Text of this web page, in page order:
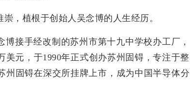
，植根于创始人吴念博的人生经历。
博接手经改制的苏州市第十九中学校办工厂，
美元，于1990年正式创办苏州固锝，专注于整
州固锝在深交所挂牌上市，成为中国半导体分